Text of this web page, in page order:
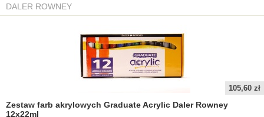
DALER ROWNEY
105,60 zł
Zestaw farb akrylowych Graduate Acrylic Daler Rowney
12x22ml